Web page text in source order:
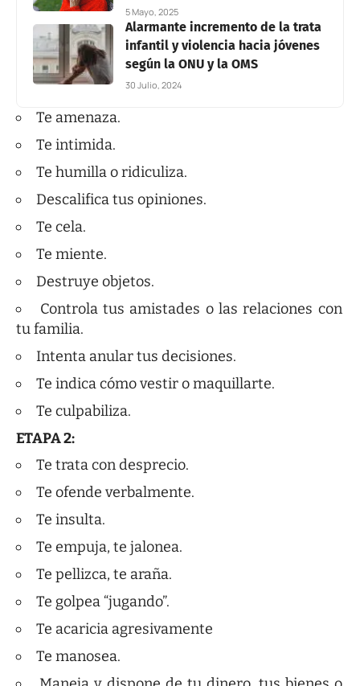
5 Mayo, 2025
Alarmante incremento de la trata
infantil y violencia hacia jóvenes
según la ONU y la OMS
30 Julio, 2024
Te amenaza.
Te intimida.
Te humilla o ridiculiza.
Descalifica tus opiniones.
Te cela.
Te miente.
Destruye objetos.
Controla tus amistades o las relaciones con
tu familia.
Intenta anular tus decisiones.
Te indica cómo vestir o maquillarte.
Te culpabiliza.
ETAPA 2:
Te trata con desprecio.
Te ofende verbalmente.
Te insulta.
Te empuja, te jalonea.
Te pellizca, te araña.
Te golpea “jugando”.
Te acaricia agresivamente
Te manosea.